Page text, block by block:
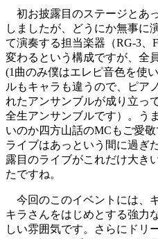
初お披露目のステージとあ
しましたが、どうにか無事に
て演奏する担当楽器（RG-3、
変わるという構成ですが、全
(1曲のみ僕はエレピ音色を使
ルもキャラも違うので、ピア
れたアンサンブルが成り立っ
全生アンサンブルです）。う
いのか四方山話のMCもご愛
ライブはあっという間に過ぎ
露目のライブがこれだけ大き
たですね。
今回のこのイベントには、
キラさんをはじめとする強力
しい雰囲気です。さらにドリ